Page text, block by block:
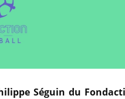
Séguin du